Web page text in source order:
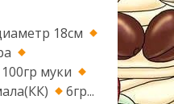
18см
100гр муки
6гр...